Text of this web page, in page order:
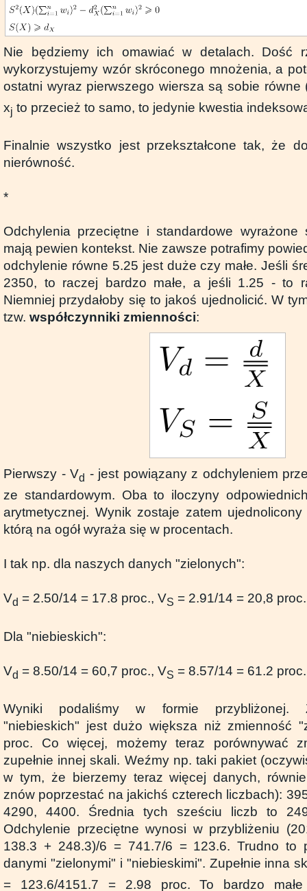
Nie będziemy ich omawiać w detalach. Dość
wykorzystujemy wzór skróconego mnożenia, a
ostatni wyraz pierwszego wiersza są sobie równe
xj to przecież to samo, to jedynie kwestia
Finalnie wszystko jest przekształcone tak, że
nierówność.
*
Odchylenia przeciętne i standardowe
mają pewien kontekst. Nie zawsze potrafimy
odchylenie równe 5.25 jest duże czy małe. Jeśli
2350, to raczej bardzo małe, a jeśli 1.25 - to
Niemniej przydałoby się to jakoś ujednolicić. W
tzw. współczynniki zmienności:
Pierwszy - Vd - jest powiązany z odchyleniem
ze standardowym. Oba to iloczyny
arytmetycznej. Wynik zostaje zatem
którą na ogół wyraża się w procentach.
I tak np. dla naszych danych "zielonych":
Vd = 2.50/14 = 17.8 proc., VS = 2.91/14 = 20,8 proc.
Dla "niebieskich":
Vd = 8.50/14 = 60,7 proc., VS = 8.57/14 = 61.2 proc.
Wyniki podaliśmy w formie przybliżonej.
"niebieskich" jest dużo większa niż zmienność
proc. Co więcej, możemy teraz porównywać
zupełnie innej skali. Weźmy np. taki pakiet
w tym, że bierzemy teraz więcej danych,
znów poprzestać na jakichś czterech liczbach):
4290, 4400. Średnia tych sześciu liczb to
Odchylenie przeciętne wynosi w przybliżeniu
138.3 + 248.3)/6 = 741.7/6 = 123.6. Trudno to
danymi "zielonymi" i "niebieskimi". Zupełnie inna
= 123.6/4151.7 = 2.98 proc. To bardzo małe